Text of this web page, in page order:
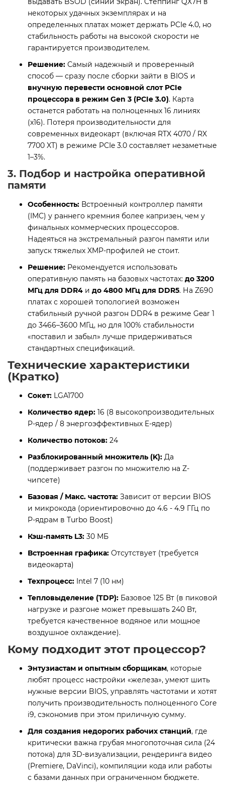
некоторых удачных экземплярах и на
определенных платах может держать PCIe 4.0, но
стабильность работы на высокой скорости не
гарантируется производителем.
Решение: Самый надежный и проверенный
способ — сразу после сборки зайти в BIOS и
внучную перевести основной слот PCIe
процессора в режим Gen 3 (PCIe 3.0). Карта
останется работать на полноценных 16 линиях
(x16). Потеря производительности для
современных видеокарт (включая RTX 4070 / RX
7700 XT) в режиме PCIe 3.0 составляет незаметные
1–3%.
3. Подбор и настройка оперативной
памяти
Особенность: Встроенный контроллер памяти
(IMC) у раннего кремния более капризен, чем у
финальных коммерческих процессоров.
Надеяться на экстремальный разгон памяти или
запуск тяжелых XMP-профилей не стоит.
Решение: Рекомендуется использовать
оперативную память на базовых частотах: до 3200
МГц для DDR4 и до 4800 МГц для DDR5. На Z690
платах с хорошей топологией возможен
стабильный ручной разгон DDR4 в режиме Gear 1
до 3466–3600 МГц, но для 100% стабильности
«поставил и забыл» лучше придерживаться
стандартных спецификаций.
Технические характеристики
(Кратко)
Сокет: LGA1700
Количество ядер: 16 (8 высокопроизводительных
P-ядер / 8 энергоэффективных E-ядер)
Количество потоков: 24
Разблокированный множитель (K): Да
(поддерживает разгон по множителю на Z-
чипсете)
Базовая / Макс. частота: Зависит от версии BIOS
и микрокода (ориентировочно до 4.6 - 4.9 ГГц по
P-ядрам в Turbo Boost)
Кэш-память L3: 30 МБ
Встроенная графика: Отсутствует (требуется
видеокарта)
Техпроцесс: Intel 7 (10 нм)
Тепловыделение (TDP): Базовое 125 Вт (в пиковой
нагрузке и разгоне может превышать 240 Вт,
требуется качественное водяное или мощное
воздушное охлаждение).
Кому подходит этот процессор?
Энтузиастам и опытным сборщикам, которые
любят процесс настройки «железа», умеют шить
нужные версии BIOS, управлять частотами и хотят
получить производительность полноценного Core
i9, сэкономив при этом приличную сумму.
Для создания недорогих рабочих станций, где
критически важна грубая многопоточная сила (24
потока) для 3D-визуализации, рендеринга видео
(Premiere, DaVinci), компиляции кода или работы
с базами данных при ограниченном бюджете.